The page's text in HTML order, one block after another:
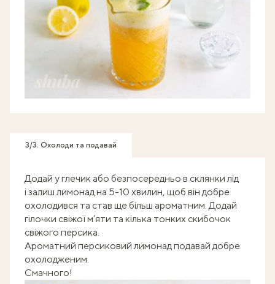
3/3. Охолоди та подавай
Додай у глечик або безпосередньо в склянки лід
і залиш лимонад на 5-10 хвилин, щоб він добре
охолодився та став ще більш ароматним. Додай
гілочки свіжої м’яти та кілька тонких скибочок
свіжого персика.
Ароматний персиковий лимонад подавай добре
охолодженим.
Смачного!